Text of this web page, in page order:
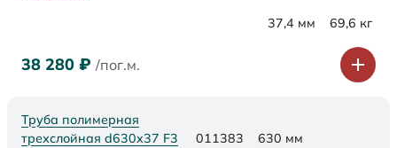
37,4 мм 69,6 кг
38 280 ₽ /пог.м.
Труба полимерная
трехслойная d630x37 F3
011383 630 мм